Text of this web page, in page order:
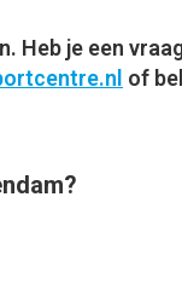
Heb je een
of
op.
van ons